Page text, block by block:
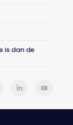
is dan de